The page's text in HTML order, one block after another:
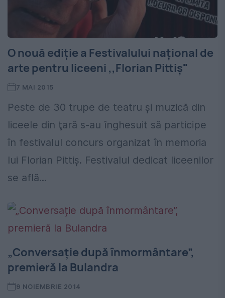
O nouă ediție a Festivalului național de
arte pentru liceeni ,,Florian Pittiș"
7 MAI 2015
Peste de 30 trupe de teatru şi muzică din
liceele din ţară s-au înghesuit să participe
în festivalul concurs organizat în memoria
lui Florian Pittiș. Festivalul dedicat liceenilor
se află...
„Conversație după înmormântare”,
premieră la Bulandra
9 NOIEMBRIE 2014